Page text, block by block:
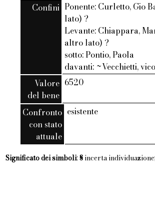
Confini Ponente: Curletto, Gio
lato) ?
Levante: Chiappara,
altro lato) ?
sotto: Pontio, Paola
davanti: ~Vecchietti,
Valore
del bene
6520
Confronto
con stato
attuale
esistente
Significato dei simboli: §incerta individuazione;